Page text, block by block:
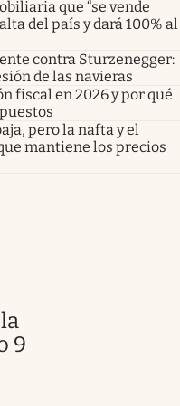
que “se vende
del país y dará 100% al
contra Sturzenegger:
de las navieras
fiscal en 2026 y por qué
pero la nafta y el
mantiene los precios
9